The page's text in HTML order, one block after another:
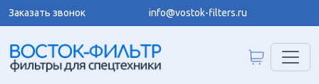
Заказать звонок info@vostok-filters.ru